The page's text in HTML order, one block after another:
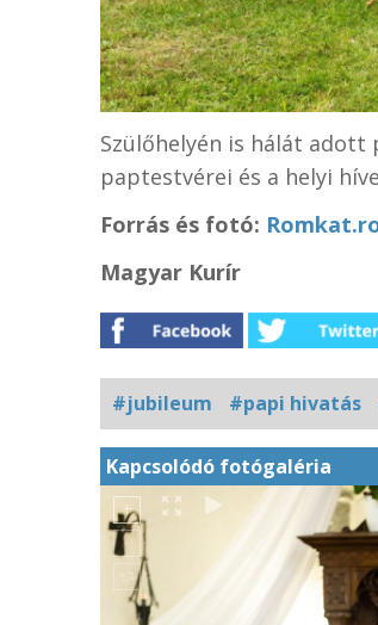
Szülőhelyén is hálát adott
paptestvérei és a helyi
Forrás és fotó:
Magyar Kurír
#jubileum #papi hivatás
Kapcsolódó fotógaléria